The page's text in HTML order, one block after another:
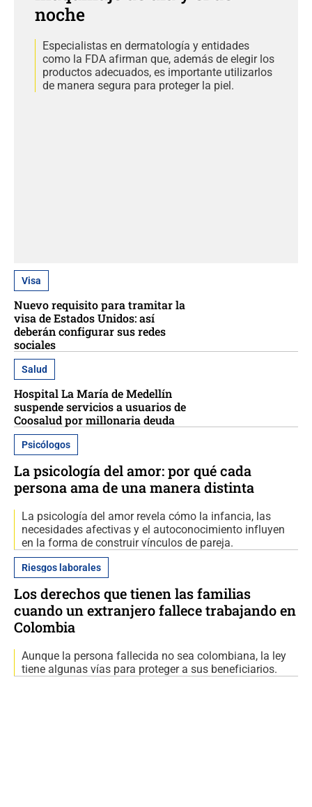
noche
Especialistas en dermatología y entidades
como la FDA afirman que, además de elegir los
productos adecuados, es importante utilizarlos
de manera segura para proteger la piel.
Visa
Nuevo requisito para tramitar la
visa de Estados Unidos: así
deberán configurar sus redes
sociales
Salud
Hospital La María de Medellín
suspende servicios a usuarios de
Coosalud por millonaria deuda
Psicólogos
La psicología del amor: por qué cada
persona ama de una manera distinta
La psicología del amor revela cómo la infancia, las
necesidades afectivas y el autoconocimiento influyen
en la forma de construir vínculos de pareja.
Riesgos laborales
Los derechos que tienen las familias
cuando un extranjero fallece trabajando en
Colombia
Aunque la persona fallecida no sea colombiana, la ley
tiene algunas vías para proteger a sus beneficiarios.